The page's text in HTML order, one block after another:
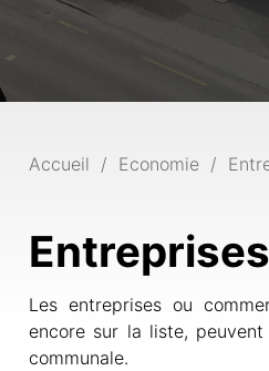
Accueil Economie
Les entreprises ou
encore sur la liste,
communale.